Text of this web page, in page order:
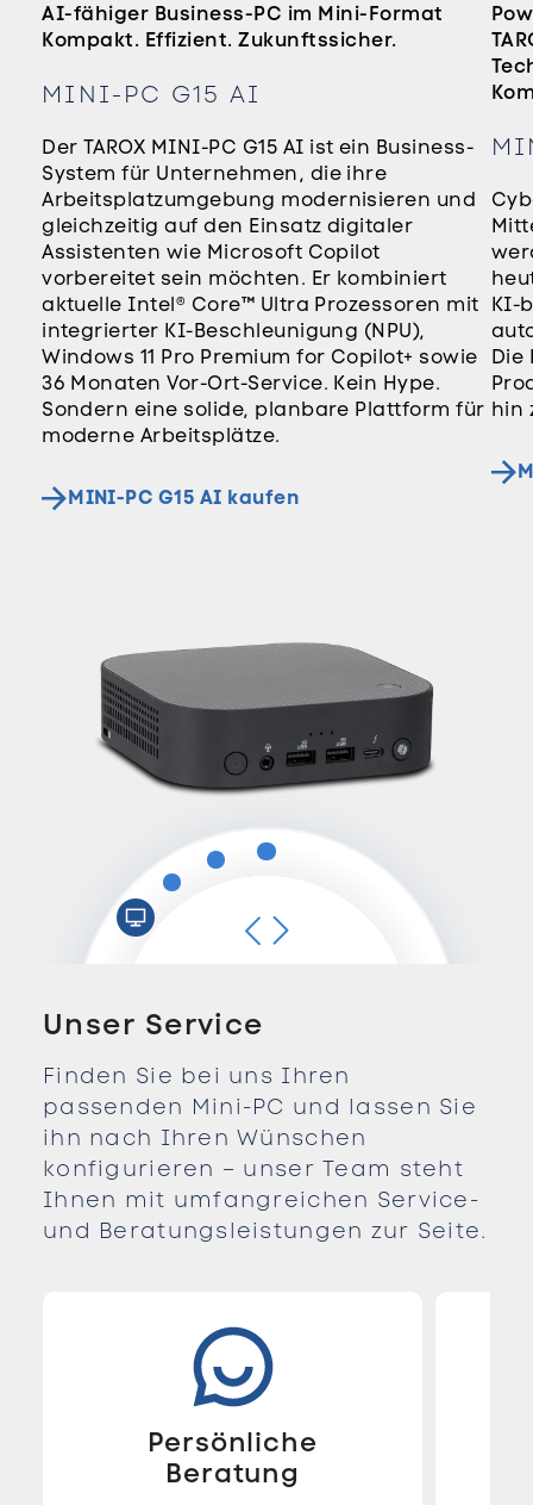
AI-fähiger Business-PC im Mini-Format
Kompakt. Effizient. Zukunftssicher.
MINI-PC G15 AI
Der TAROX MINI-PC G15 AI ist ein Business-
System für Unternehmen, die ihre
Arbeitsplatzumgebung modernisieren und
gleichzeitig auf den Einsatz digitaler
Assistenten wie Microsoft Copilot
vorbereitet sein möchten. Er kombiniert
aktuelle Intel® Core™ Ultra Prozessoren mit
integrierter KI-Beschleunigung (NPU),
Windows 11 Pro Premium for Copilot+ sowie
36 Monaten Vor-Ort-Service. Kein Hype.
Sondern eine solide, planbare Plattform für
moderne Arbeitsplätze.
MINI-PC G15 AI kaufen
KI-
Die
hin
Unser Service
Finden Sie bei uns Ihren
passenden Mini-PC und lassen Sie
ihn nach Ihren Wünschen
konfigurieren – unser Team steht
Ihnen mit umfangreichen Service-
und Beratungsleistungen zur Seite.
Persönliche
Beratung